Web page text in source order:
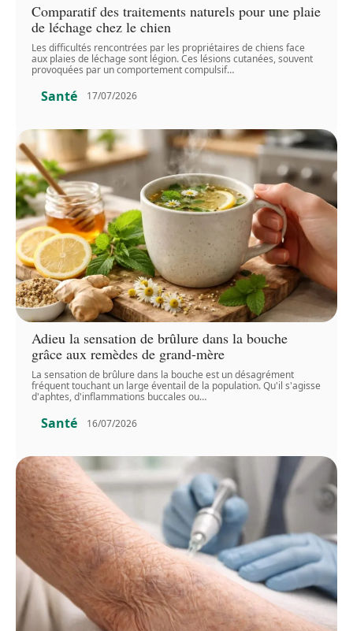
Comparatif des traitements naturels pour une plaie
de léchage chez le chien
Les difficultés rencontrées par les propriétaires de chiens face
aux plaies de léchage sont légion. Ces lésions cutanées, souvent
provoquées par un comportement compulsif…
Santé 17/07/2026
Adieu la sensation de brûlure dans la bouche
grâce aux remèdes de grand-mère
La sensation de brûlure dans la bouche est un désagrément
fréquent touchant un large éventail de la population. Qu'il s'agisse
d'aphtes, d'inflammations buccales ou…
Santé 16/07/2026